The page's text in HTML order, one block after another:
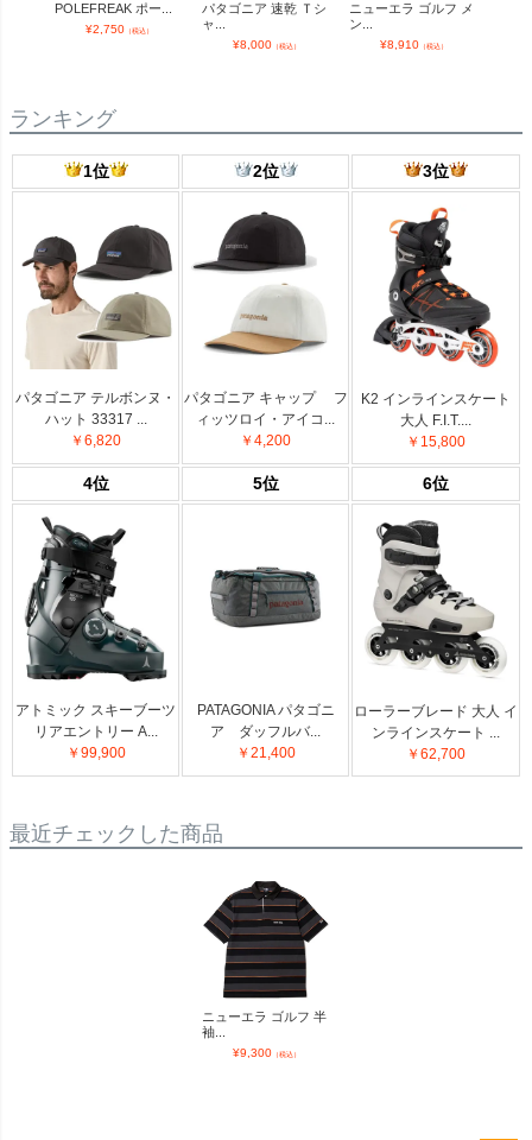
POLEFREAK ポー...
¥2,750（税込）
パタゴニア 速乾 Ｔシ
ャ...
¥8,000（税込）
ニューエラ ゴルフ メ
ン...
¥8,910（税込）
ランキング
1位 2位 3位
パタゴニア テルボンヌ・
ハット 33317 ...
￥6,820
パタゴニア キャップ フ
ィッツロイ・アイコ...
￥4,200
K2 インラインスケート
大人 F.I.T....
￥15,800
4位 5位 6位
アトミック スキーブーツ
リアエントリー A...
￥99,900
PATAGONIA パタゴニ
ア ダッフルバ...
￥21,400
ローラーブレード 大人 イ
ンラインスケート ...
￥62,700
最近チェックした商品
ニューエラ ゴルフ 半
袖...
¥9,300（税込）